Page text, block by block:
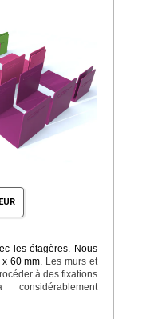
les étagères. Nous
60 mm. Les murs et
à des fixations